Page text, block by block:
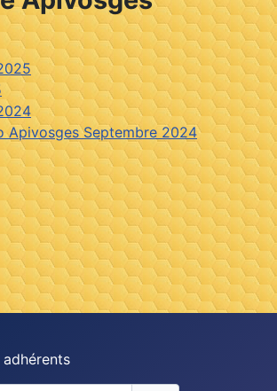
Apivosges Septembre 2024